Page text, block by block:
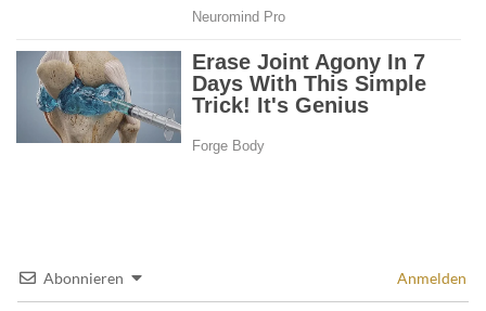
Abonnieren Anmelden